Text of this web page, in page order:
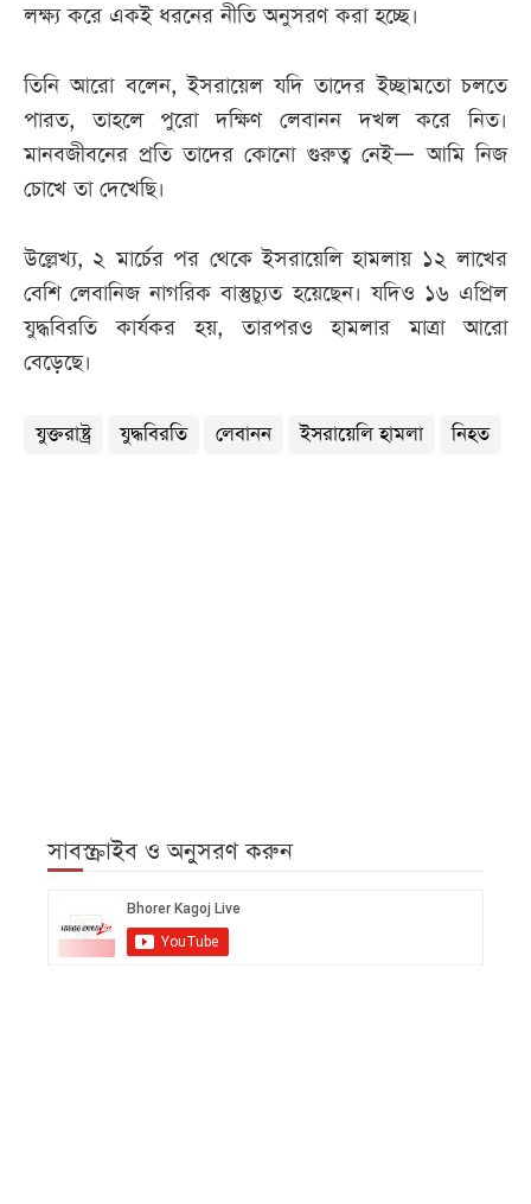
লক্ষ্য করে একই ধরনের নীতি অনুসরণ করা হচ্ছে।
তিনি আরো বলেন, ইসরায়েল যদি তাদের ইচ্ছামতো চলতে
পারত, তাহলে পুরো দক্ষিণ লেবানন দখল করে নিত।
মানবজীবনের প্রতি তাদের কোনো গুরুত্ব নেই— আমি নিজ
চোখে তা দেখেছি।
উল্লেখ্য, ২ মার্চের পর থেকে ইসরায়েলি হামলায় ১২ লাখের
বেশি লেবানিজ নাগরিক বাস্তুচ্যুত হয়েছেন। যদিও ১৬ এপ্রিল
যুদ্ধবিরতি কার্যকর হয়, তারপরও হামলার মাত্রা আরো
বেড়েছে।
যুক্তরাষ্ট্র যুদ্ধবিরতি লেবানন ইসরায়েলি হামলা নিহত
সাবস্ক্রাইব ও অনুসরণ করুন